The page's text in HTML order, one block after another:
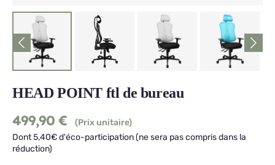
HEAD POINT ftl de bureau
499,90 €
(Prix unitaire)
Dont 5,40€ d'éco-participation (ne sera pas compris dans la
réduction)